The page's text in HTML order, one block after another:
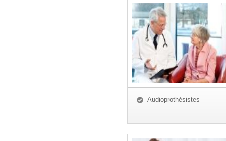
Audioprothésistes